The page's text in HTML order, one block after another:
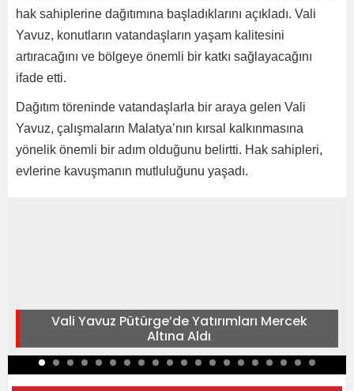
hak sahiplerine dağıtımına başladıklarını açıkladı. Vali
Yavuz, konutların vatandaşların yaşam kalitesini
artıracağını ve bölgeye önemli bir katkı sağlayacağını
ifade etti.
Dağıtım töreninde vatandaşlarla bir araya gelen Vali
Yavuz, çalışmaların Malatya’nın kırsal kalkınmasına
yönelik önemli bir adım olduğunu belirtti. Hak sahipleri,
evlerine kavuşmanın mutluluğunu yaşadı.
Vali Yavuz Pütürge’de Yatırımları Mercek
Altına Aldı